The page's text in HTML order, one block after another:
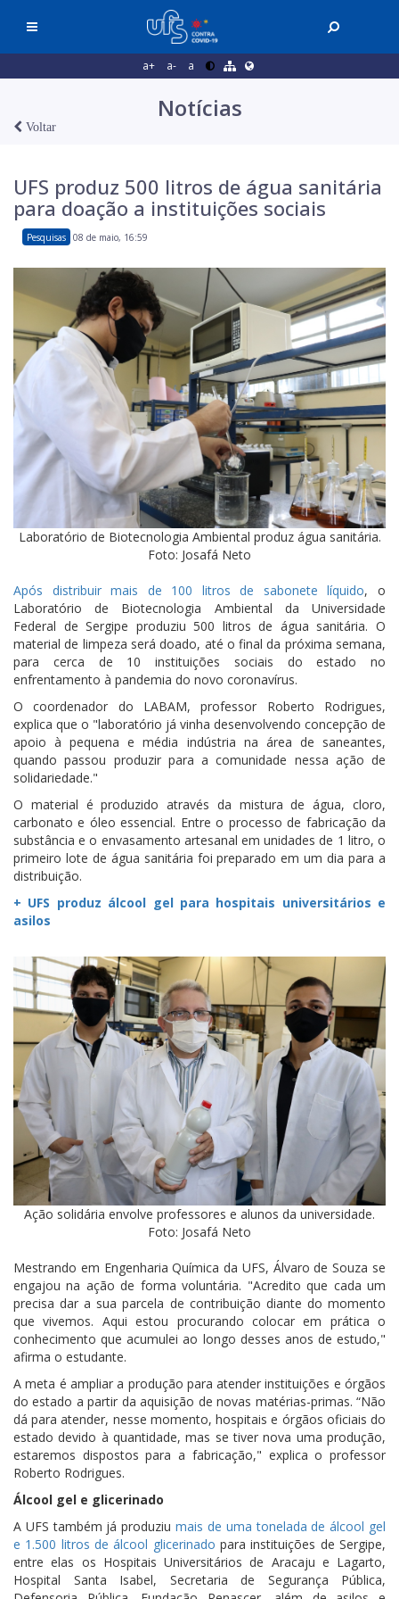
a+ a- a
Notícias
Voltar
UFS produz 500 litros de água sanitária
para doação a instituições sociais
Pesquisas 08 de maio, 16:59
Laboratório de Biotecnologia Ambiental produz água sanitária.
Foto: Josafá Neto
Após distribuir mais de 100 litros de sabonete líquido, o
Laboratório de Biotecnologia Ambiental da Universidade
Federal de Sergipe produziu 500 litros de água sanitária. O
material de limpeza será doado, até o final da próxima semana,
para cerca de 10 instituições sociais do estado no
enfrentamento à pandemia do novo coronavírus.
O coordenador do LABAM, professor Roberto Rodrigues,
explica que o "laboratório já vinha desenvolvendo concepção de
apoio à pequena e média indústria na área de saneantes,
quando passou produzir para a comunidade nessa ação de
solidariedade."
O material é produzido através da mistura de água, cloro,
carbonato e óleo essencial. Entre o processo de fabricação da
substância e o envasamento artesanal em unidades de 1 litro, o
primeiro lote de água sanitária foi preparado em um dia para a
distribuição.
+ UFS produz álcool gel para hospitais universitários e
asilos
Ação solidária envolve professores e alunos da universidade.
Foto: Josafá Neto
Mestrando em Engenharia Química da UFS, Álvaro de Souza se
engajou na ação de forma voluntária. "Acredito que cada um
precisa dar a sua parcela de contribuição diante do momento
que vivemos. Aqui estou procurando colocar em prática o
conhecimento que acumulei ao longo desses anos de estudo,"
afirma o estudante.
A meta é ampliar a produção para atender instituições e órgãos
do estado a partir da aquisição de novas matérias-primas. “Não
dá para atender, nesse momento, hospitais e órgãos oficiais do
estado devido à quantidade, mas se tiver nova uma produção,
estaremos dispostos para a fabricação," explica o professor
Roberto Rodrigues.
Álcool gel e glicerinado
A UFS também já produziumais de uma tonelada de álcool gel
e 1.500 litros de álcool glicerinado para instituições de Sergipe,
entre elas os Hospitais Universitários de Aracaju e Lagarto,
Hospital Santa Isabel, Secretaria de Segurança Pública,